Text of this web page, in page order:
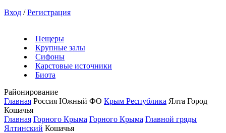
Вход / Регистрация
Пещеры
Крупные залы
Сифоны
Карстовые источники
Биота
Районирование
Главная Россия Южный ФО Крым Республика Ялта Город
Кошачья
Главная Горного Крыма Горного Крыма Главной гряды
Ялтинский Кошачья